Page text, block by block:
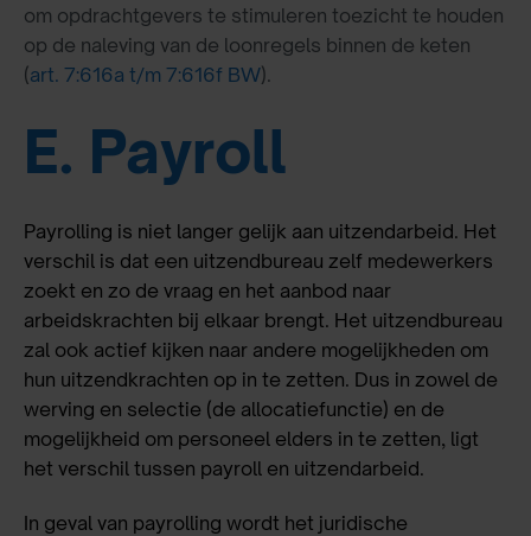
om opdrachtgevers te stimuleren toezicht te houden
op de naleving van de loonregels binnen de keten
(art. 7:616a t/m 7:616f BW).
E. Payroll
Payrolling is niet langer gelijk aan uitzendarbeid. Het
verschil is dat een uitzendbureau zelf medewerkers
zoekt en zo de vraag en het aanbod naar
arbeidskrachten bij elkaar brengt. Het uitzendbureau
zal ook actief kijken naar andere mogelijkheden om
hun uitzendkrachten op in te zetten. Dus in zowel de
werving en selectie (de allocatiefunctie) en de
mogelijkheid om personeel elders in te zetten, ligt
het verschil tussen payroll en uitzendarbeid.
In geval van payrolling wordt het juridische